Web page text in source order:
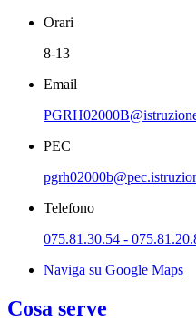
Orari
8-13
Email
PEC
Telefono
075.81.30.54 -
Naviga su Google Maps
Cosa serve